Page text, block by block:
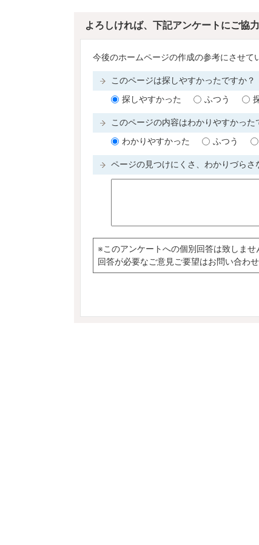
よろしければ、下記アンケートにご協力
今後のホームページの作成の参考にさせて
このページは探しやすかったですか？
探しやすかった ふつう
このページの内容はわかりやすかっ
わかりやすかった ふつう
ページの見つけにくさ、わかりづら
※このアンケートへの個別回答は致しませ
回答が必要なご意見ご要望はお問い合わ